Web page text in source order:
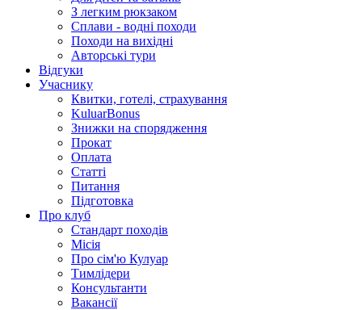
З легким рюкзаком
Сплави - водні походи
Походи на вихідні
Авторські тури
Відгуки
Учаснику
Квитки, готелі, страхування
KuluarBonus
Знижки на спорядження
Прокат
Оплата
Статті
Питання
Підготовка
Про клуб
Стандарт походів
Місія
Про сім'ю Кулуар
Тимлідери
Консультанти
Вакансії